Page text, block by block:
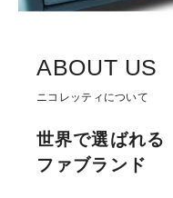
ABOUT US
ニコレッティについて
世界で選ばれる
ファブランド